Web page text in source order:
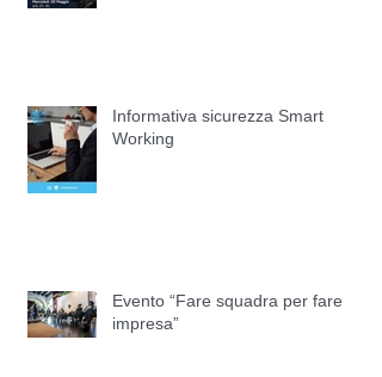
Informativa sicurezza Smart
Working
Evento “Fare squadra per fare
impresa”